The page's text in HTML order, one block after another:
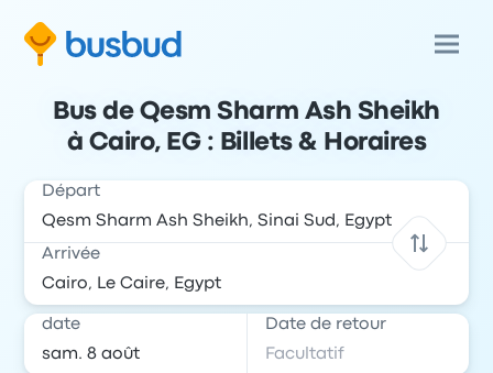
Bus de Qesm Sharm Ash Sheikh
à Cairo, EG : Billets & Horaires
Départ
Arrivée
date Date de retour